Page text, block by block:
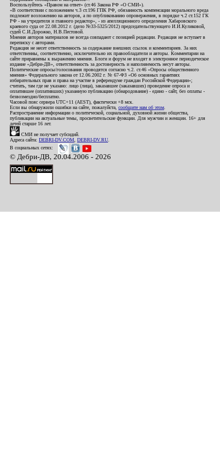
Воспользуйтесь «Правом на ответ» (ст.46 Закона РФ «О СМИ»).
«В соответствии с положением ч.3 ст.196 ГПК РФ, обязанность компенсации морального вреда
подлежит возложению на авторов, а по опубликованию опровержения, в порядке ч.2 ст.152 ГК
РФ - на учредителя и главного редактор», - из апелляционного определения Хабаровского
краевого суда от 22.08.2012 г. (дело №33-5325/2012) председательствующего И.И.Куликовой,
судей С.И.Дорожко, Н.В.Пестовой.
Мнения авторов материалов не всегда совпадают с позицией редакции. Редакция не вступает в
переписку с авторами.
Редакция не несет ответственность за содержание внешних ссылок и комментариев. За них
ответственны, соответственно, исключительно их правообладатели и авторы. Комментарии на
сайте приравнены к выражению мнения. Блоги и форум не входят в электронное периодическое
издание «Дебри-ДВ», ответственность за достоверность и наполняемость несут авторы.
Политические опросы/голосования проводятся согласно ч.2. ст.46 «Опросы общественного
мнения» Федерального закона от 12.06.2002 г. № 67-ФЗ «Об основных гарантиях
избирательных прав и права на участие в референдуме граждан Российской Федерации»;
считать, там где не указано: лицо (лица), заказавшее (заказавших) проведение опроса и
оплатившее (оплативших) указанную публикацию (обнародование) - едино - сайт, без оплаты -
безвозмездно/бесплатно.
Часовой пояс сервера UTC+11 (AEST), фактически +8 мск.
Если вы обнаружили ошибки на сайте, пожалуйста, сообщите нам об этом
Распространение информации о политической, социальной, духовной жизни общества,
публикации на актуальные темы, просветительские функции. Для мужчин и женщин. 16+ для
детей старше 16 лет.
СМИ не получает субсидий.
Адреса сайта: DEBRI-DV.COM DEBRI-DV.RU
В социальных сетях:
© Дебри-ДВ, 20.04.2006 - 2026